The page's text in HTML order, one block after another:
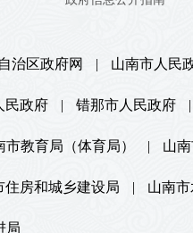
治区政府网 | 山南市人民
民政府 | 错那市人民政府 |
市教育局（体育局） | 山
住房和城乡建设局 | 山南
局